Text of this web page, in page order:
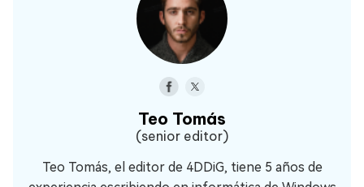
Teo Tomás
(senior editor)
Teo Tomás, el editor de 4DDiG, tiene 5 años de